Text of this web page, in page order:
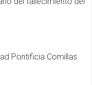
Pontificia Comillas